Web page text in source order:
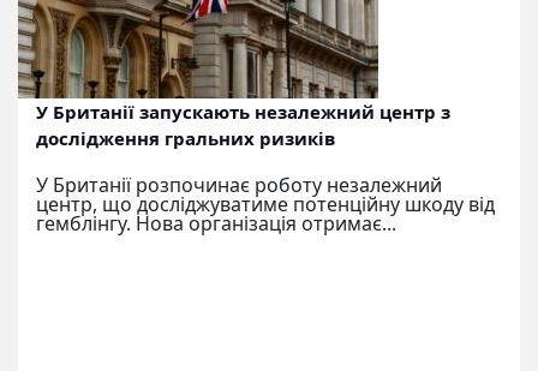
У Британії запускають незалежний центр з
дослідження гральних ризиків
У Британії розпочинає роботу незалежний
центр, що досліджуватиме потенційну шкоду від
гемблінгу. Нова організація отримає...